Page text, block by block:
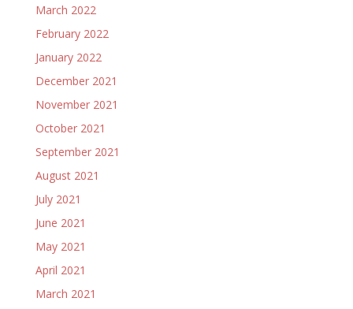
March 2022
February 2022
January 2022
December 2021
November 2021
October 2021
September 2021
August 2021
July 2021
June 2021
May 2021
April 2021
March 2021